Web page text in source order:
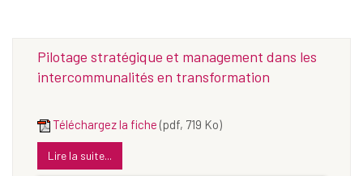
Pilotage stratégique et management dans les
intercommunalités en transformation
Téléchargez la fiche (pdf, 719 Ko)
Lire la suite...